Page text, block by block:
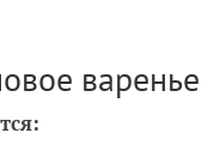
варенье